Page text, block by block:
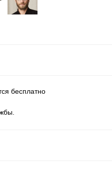
бесплатно